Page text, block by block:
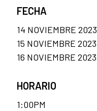
FECHA
14 NOVIEMBRE 2023
15 NOVIEMBRE 2023
16 NOVIEMBRE 2023
HORARIO
1:00PM